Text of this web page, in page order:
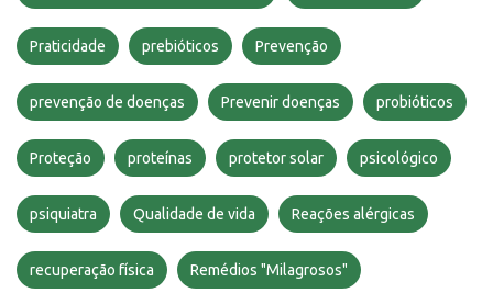
Praticidade prebióticos Prevenção
prevenção de doenças Prevenir doenças probióticos
Proteção proteínas protetor solar psicológico
psiquiatra Qualidade de vida Reações alérgicas
recuperação física Remédios "Milagrosos"